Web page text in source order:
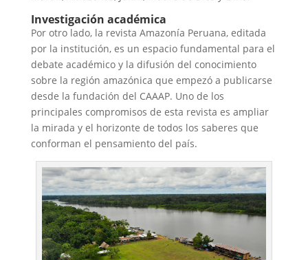
Investigación académica
Por otro lado, la revista Amazonía Peruana, editada
por la institución, es un espacio fundamental para el
debate académico y la difusión del conocimiento
sobre la región amazónica que empezó a publicarse
desde la fundación del CAAAP. Uno de los
principales compromisos de esta revista es ampliar
la mirada y el horizonte de todos los saberes que
conforman el pensamiento del país.